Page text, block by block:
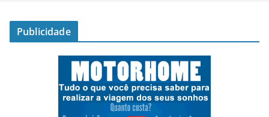
Publicidade